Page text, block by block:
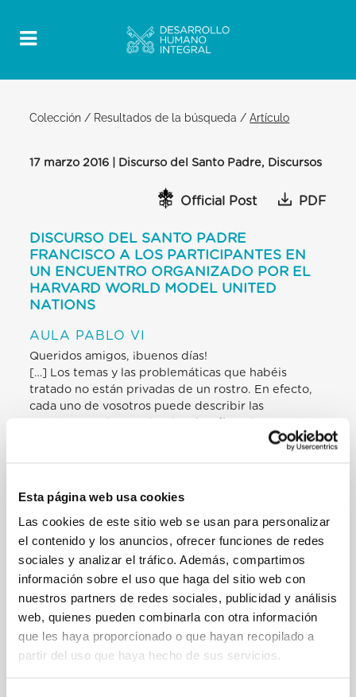
Esta página web usa cookies
Las cookies de este sitio web se usan para personalizar
el contenido y los anuncios, ofrecer funciones de redes
sociales y analizar el tráfico. Además, compartimos
información sobre el uso que haga del sitio web con
nuestros partners de redes sociales, publicidad y análisis
web, quienes pueden combinarla con otra información
que les haya proporcionado o que hayan recopilado a
partir del uso que haya hecho de sus servicios.
Colección / Resultados de la búsqueda /Artículo
17 marzo 2016 | Discurso del Santo Padre, Discursos
Official Post PDF
DISCURSO DEL SANTO PADRE
FRANCISCO A LOS PARTICIPANTES EN
UN ENCUENTRO ORGANIZADO POR EL
HARVARD WORLD MODEL UNITED
NATIONS
AULA PABLO VI
Queridos amigos, ¡buenos días!
[…] Los temas y las problemáticas que habéis
tratado no están privadas de un rostro. En efecto,
cada uno de vosotros puede describir las
sufrimientos que caracterizan a la gente de vuestro
de cada dificultad que el mundo afronta, hay
hombres y mujeres, jóvenes y ancianos, personas
como vosotros. Hay familias e individuos que viven
cada día luchando, que tratan de cuidar a sus hijos y
de darles a ellos lo necesario no sólo para el futuro,
sino también para las necesidades elementales de
por los problemas más graves del mundo actual,
por la violencia y por la intolerancia, se han
convertido en refugiados, trágicamente obligados a
abandonar sus casas, privados de su tierra y de su